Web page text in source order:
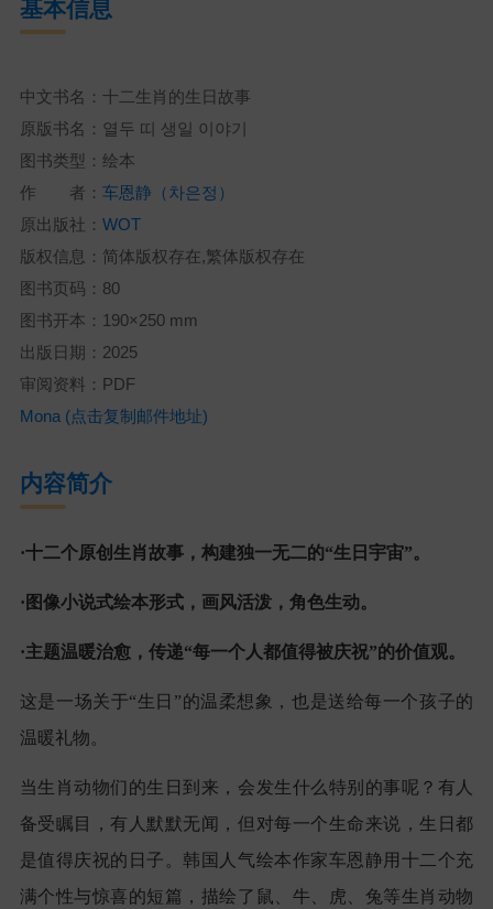
基本信息
中文书名：十二生肖的生日故事
原版书名：열두 띠 생일 이야기
图书类型：绘本
作 者： 车恩静（차은정）
原出版社： WOT
版权信息：简体版权存在,繁体版权存在
图书页码：80
图书开本：190×250 mm
出版日期：2025
审阅资料：PDF
Mona (点击复制邮件地址)
内容简介
·十二个原创生肖故事，构建独一无二的“生日宇宙”。
· 图像小说式绘本形式，画风活泼，角色生动。
·主题温暖治愈，传递“每一个人都值得被庆祝”的价值观。
这是一场关于“生日 ”的温柔想象，也是送给每一个孩子的
温暖礼物。
当生肖动物们的生日到来，会发生什么特别的事呢？有人
备受瞩目，有人默默无闻，但对每一个生命来说，生日都
是值得庆祝的日子。韩国人气绘本作家车恩静用十二个充
满个性与惊喜的短篇，描绘了鼠、牛、虎、兔等生肖动物